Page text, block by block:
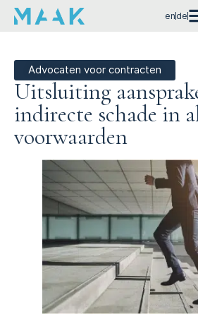
en de
Advocaten voor contracten
Uitsluiting
indirecte schade in
voorwaarden